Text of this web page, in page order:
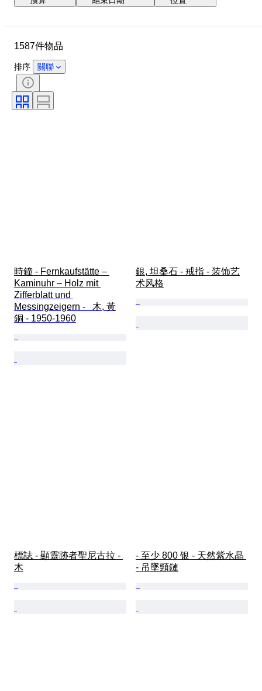
性別
證明
簽名
自鳴鐘
錶殼直徑
1587件物品
排序 關聯
時鐘 - Fernkaufstätte –
Kaminuhr – Holz mit
Zifferblatt und
Messingzeigern -   木, 黃
銅 - 1950-1960
銀, 坦桑石 - 戒指 - 装饰艺
术风格
標誌 - 顯靈跡者聖尼古拉 -
木
- 至少 800 银 - 天然紫水晶
- 吊墜頸鏈